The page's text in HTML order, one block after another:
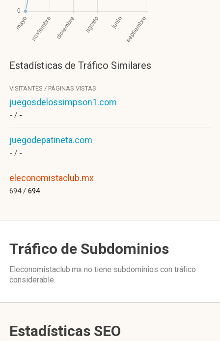
Estadísticas de Tráfico Similares
VISITANTES / PÁGINAS VISTAS
juegosdelossimpson1.com
- / -
juegodepatineta.com
- / -
eleconomistaclub.mx
694 / 694
Tráfico de Subdominios
Eleconomistaclub.mx no tiene subdominios con tráfico
considerable.
Estadísticas SEO